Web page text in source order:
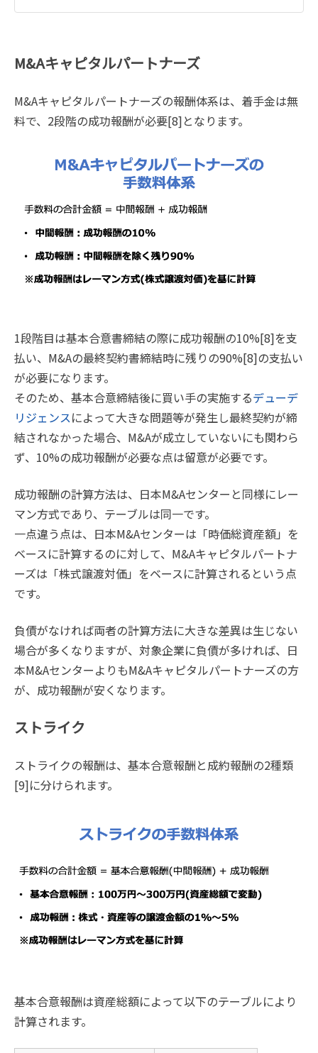
M&Aキャピタルパートナーズ
M&Aキャピタルパートナーズの報酬体系は、着手金は無
料で、2段階の成功報酬が必要[8]となります。
1段階目は基本合意書締結の際に成功報酬の10%[8]を支
払い、M&Aの最終契約書締結時に残りの90%[8]の支払い
が必要になります。
そのため、基本合意締結後に買い手の実施するデューデ
リジェンスによって大きな問題等が発生し最終契約が締
結されなかった場合、M&Aが成立していないにも関わら
ず、10%の成功報酬が必要な点は留意が必要です。
成功報酬の計算方法は、日本M&Aセンターと同様にレー
マン方式であり、テーブルは同一です。
一点違う点は、日本M&Aセンターは「時価総資産額」を
ベースに計算するのに対して、M&Aキャピタルパートナ
ーズは「株式譲渡対価」をベースに計算されるという点
です。
負債がなければ両者の計算方法に大きな差異は生じない
場合が多くなりますが、対象企業に負債が多ければ、日
本M&AセンターよりもM&Aキャピタルパートナーズの方
が、成功報酬が安くなります。
ストライク
ストライクの報酬は、基本合意報酬と成約報酬の2種類
[9]に分けられます。
基本合意報酬は資産総額によって以下のテーブルにより
計算されます。